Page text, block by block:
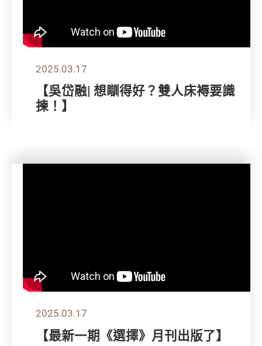
2025.03.17
【吳岱融| 想瞓得好？雙人床褥要識
揀！】
2025.03.17
【最新一期《選擇》月刊出版了】